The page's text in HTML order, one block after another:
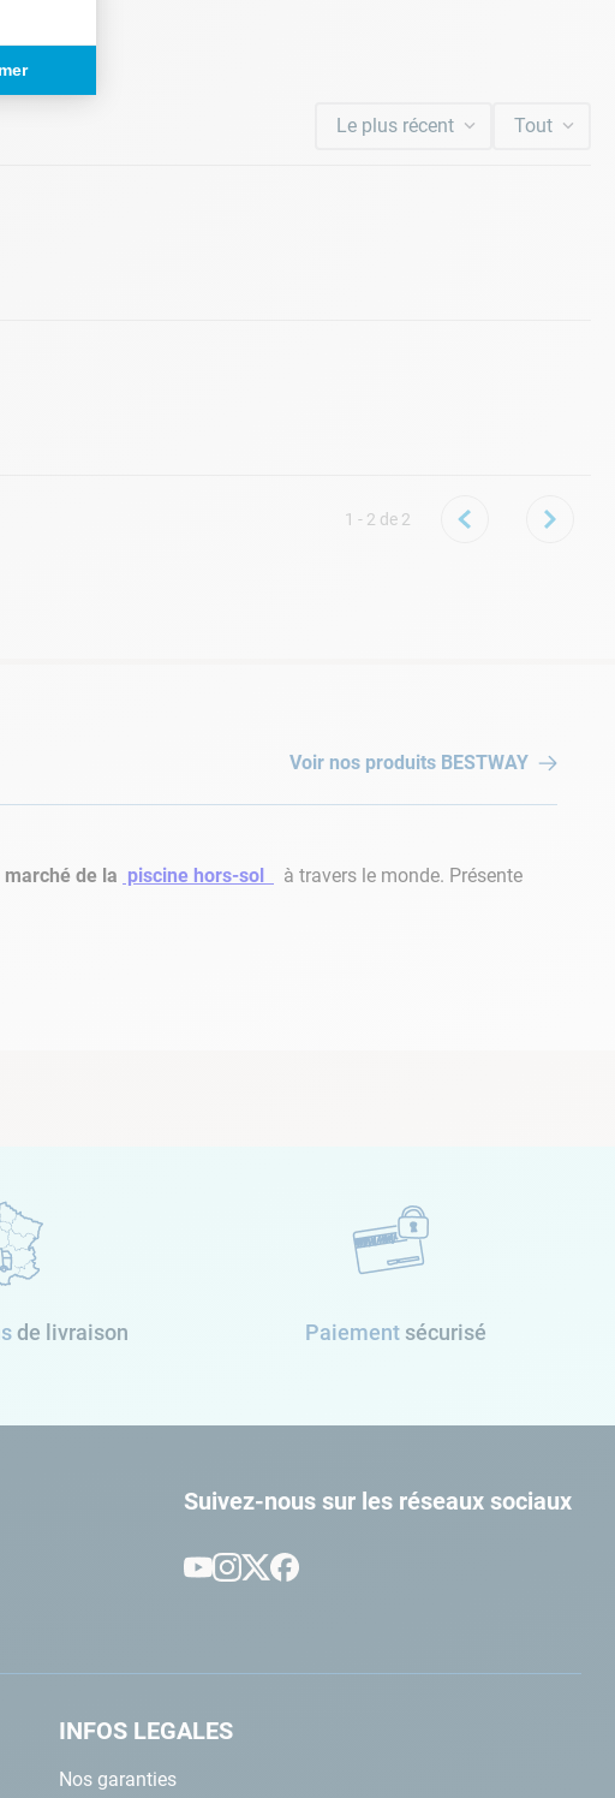
Le plus récent Tout
1 - 2 de 2
Voir nos produits BESTWAY
de la piscine hors-sol
à travers le monde. Présente
de livraison Paiement sécurisé
Suivez-nous sur les réseaux sociaux
INFOS LEGALES
Nos garanties